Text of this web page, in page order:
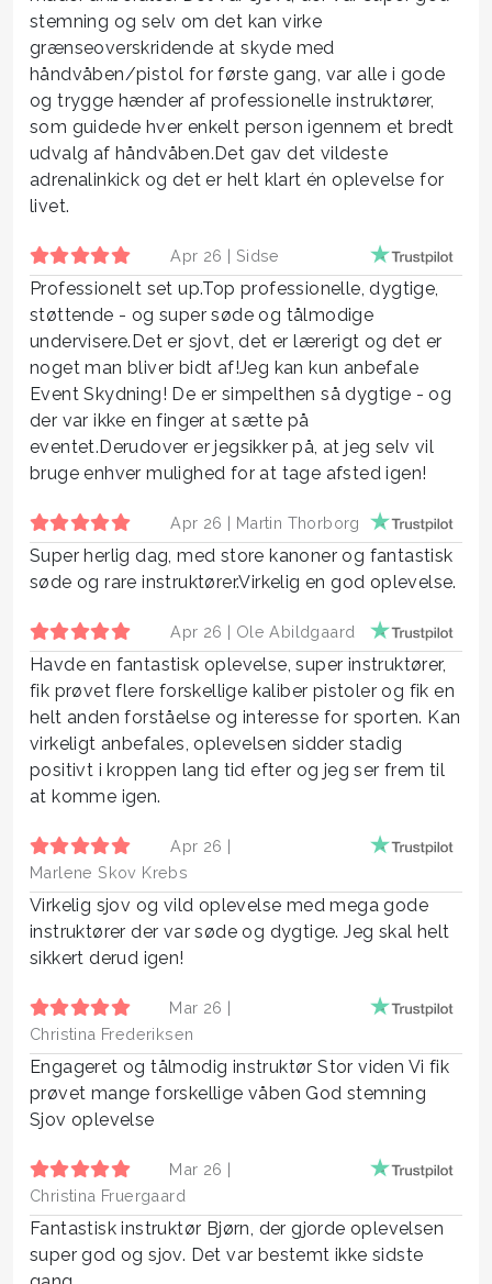
stemning og selv om det kan virke
grænseoverskridende at skyde med
håndvåben/pistol for første gang, var alle i gode
og trygge hænder af professionelle instruktører,
som guidede hver enkelt person igennem et bredt
udvalg af håndvåben.Det gav det vildeste
adrenalinkick og det er helt klart én oplevelse for
livet.
Apr 26 | Sidse
Professionelt set up.Top professionelle, dygtige,
støttende - og super søde og tålmodige
undervisere.Det er sjovt, det er lærerigt og det er
noget man bliver bidt af!Jeg kan kun anbefale
Event Skydning! De er simpelthen så dygtige - og
der var ikke en finger at sætte på
eventet.Derudover er jegsikker på, at jeg selv vil
bruge enhver mulighed for at tage afsted igen!
Apr 26 | Martin Thorborg
Super herlig dag, med store kanoner og fantastisk
søde og rare instruktører.Virkelig en god oplevelse.
Apr 26 | Ole Abildgaard
Havde en fantastisk oplevelse, super instruktører,
fik prøvet flere forskellige kaliber pistoler og fik en
helt anden forståelse og interesse for sporten. Kan
virkeligt anbefales, oplevelsen sidder stadig
positivt i kroppen lang tid efter og jeg ser frem til
at komme igen.
Apr 26 |
Marlene Skov Krebs
Virkelig sjov og vild oplevelse med mega gode
instruktører der var søde og dygtige. Jeg skal helt
sikkert derud igen!
Mar 26 |
Christina Frederiksen
Engageret og tålmodig instruktør Stor viden Vi fik
prøvet mange forskellige våben God stemning
Sjov oplevelse
Mar 26 |
Christina Fruergaard
Fantastisk instruktør Bjørn, der gjorde oplevelsen
super god og sjov. Det var bestemt ikke sidste